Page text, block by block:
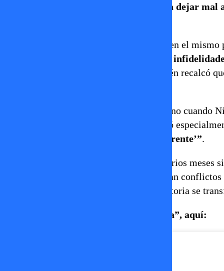
“Dije: ‘Se va a malinterpretar, no voy a dejar
Más adelante, Nico Solabarrieta insistió en el
“Acá no hubo
versión equivocada de la historia. También recalcó
Sin embargo, la conversación subió de tono
la relación. Ahí lanzó una frase que llamó
‘Bueno, ese fue un tema no tan transparente’”.
La expareja llega al reality después de varios meses
ya había adelantado que ambos arrastraban
muchos televidentes esperan que esta historia se
Revisa el video publicado por “La Hora”, aquí: